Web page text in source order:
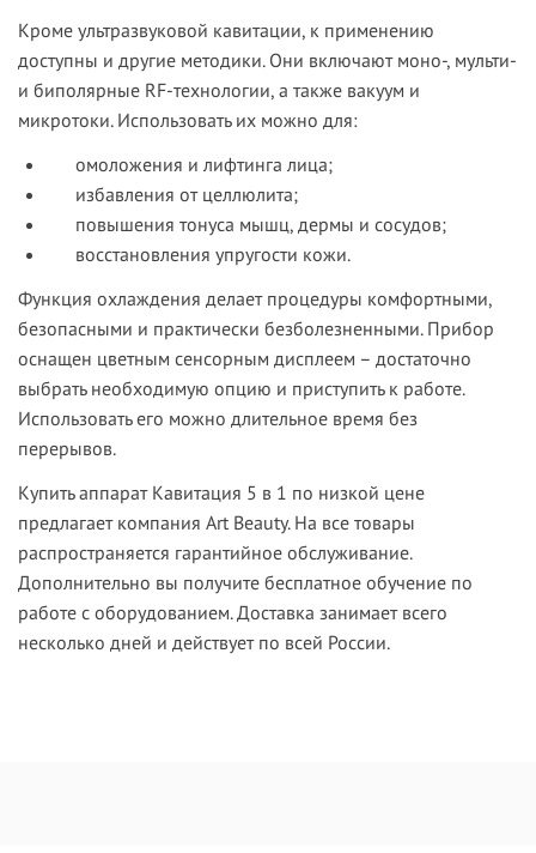
Кроме ультразвуковой кавитации, к применению
доступны и другие методики. Они включают моно-, мульти-
и биполярные RF-технологии, а также вакуум и
микротоки. Использовать их можно для:
омоложения и лифтинга лица;
избавления от целлюлита;
повышения тонуса мышц, дермы и сосудов;
восстановления упругости кожи.
Функция охлаждения делает процедуры комфортными,
безопасными и практически безболезненными. Прибор
оснащен цветным сенсорным дисплеем – достаточно
выбрать необходимую опцию и приступить к работе.
Использовать его можно длительное время без
перерывов.
Купить аппарат Кавитация 5 в 1 по низкой цене
предлагает компания Art Beauty. На все товары
распространяется гарантийное обслуживание.
Дополнительно вы получите бесплатное обучение по
работе с оборудованием. Доставка занимает всего
несколько дней и действует по всей России.